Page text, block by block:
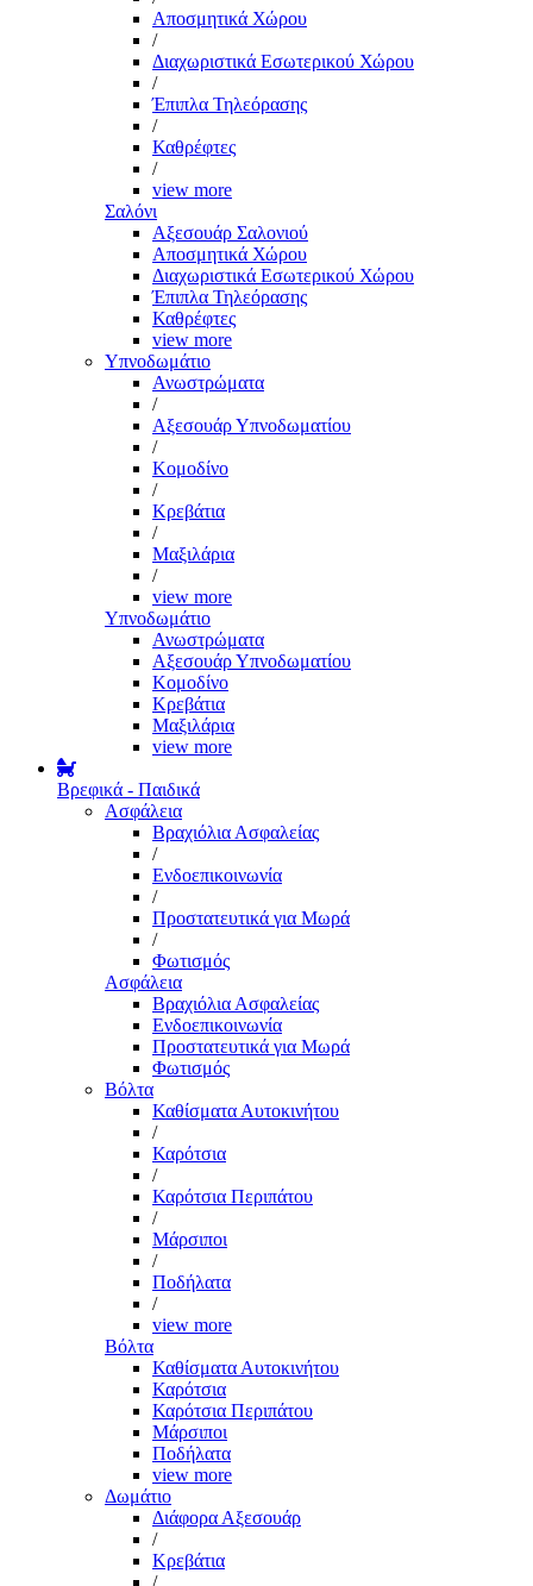
Αποσμητικά Χώρου
/
Διαχωριστικά Εσωτερικού Χώρου
/
Έπιπλα Τηλεόρασης
/
Καθρέφτες
/
view more
Σαλόνι
Αξεσουάρ Σαλονιού
Αποσμητικά Χώρου
Διαχωριστικά Εσωτερικού Χώρου
Έπιπλα Τηλεόρασης
Καθρέφτες
view more
Υπνοδωμάτιο
Ανωστρώματα
/
Αξεσουάρ Υπνοδωματίου
/
Κομοδίνο
/
Κρεβάτια
/
Μαξιλάρια
/
view more
Υπνοδωμάτιο
Ανωστρώματα
Αξεσουάρ Υπνοδωματίου
Κομοδίνο
Κρεβάτια
Μαξιλάρια
view more
Βρεφικά - Παιδικά
Ασφάλεια
Βραχιόλια Ασφαλείας
/
Ενδοεπικοινωνία
/
Προστατευτικά για Μωρά
/
Φωτισμός
Ασφάλεια
Βραχιόλια Ασφαλείας
Ενδοεπικοινωνία
Προστατευτικά για Μωρά
Φωτισμός
Βόλτα
Καθίσματα Αυτοκινήτου
/
Καρότσια
/
Καρότσια Περιπάτου
/
Μάρσιποι
/
Ποδήλατα
/
view more
Βόλτα
Καθίσματα Αυτοκινήτου
Καρότσια
Καρότσια Περιπάτου
Μάρσιποι
Ποδήλατα
view more
Δωμάτιο
Διάφορα Αξεσουάρ
/
Κρεβάτια
/